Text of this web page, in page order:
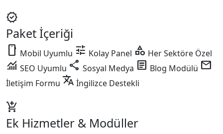
verified
Paket İçeriği
smartphone Mobil Uyumlu tune Kolay Panel category Her Sektöre Özel
monitoring SEO Uyumlu share Sosyal Medya article Blog Modülü mail
İletişim Formu translate İngilizce Destekli
add_shopping_cart
Ek Hizmetler & Modüller